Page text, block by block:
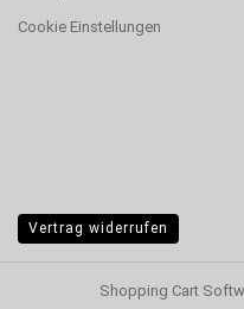
Cookie Einstellungen
Vertrag widerrufen
Shopping Cart